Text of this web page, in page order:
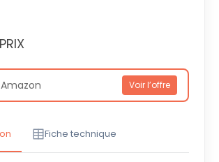
Amazon Voir l’offre
Fiche technique